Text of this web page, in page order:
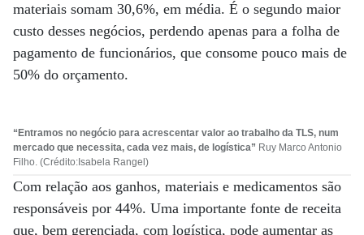
materiais somam 30,6%, em média. É o segundo maior
custo desses negócios, perdendo apenas para a folha de
pagamento de funcionários, que consome pouco mais de
50% do orçamento.
“Entramos no negócio para acrescentar valor ao trabalho da TLS, num
mercado que necessita, cada vez mais, de logística” Ruy Marco Antonio
Filho. (Crédito:Isabela Rangel)
Com relação aos ganhos, materiais e medicamentos são
responsáveis por 44%. Uma importante fonte de receita
que, bem gerenciada, com logística, pode aumentar as